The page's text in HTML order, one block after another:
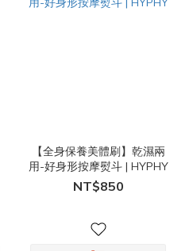
【全身保養美體刷】乾濕兩
用-好身形按摩熨斗 | HYPHY
NT$850